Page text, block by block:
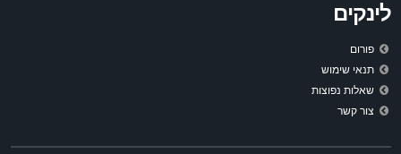
לינקים
פורום
תנאי שימוש
שאלות נפוצות
צור קשר